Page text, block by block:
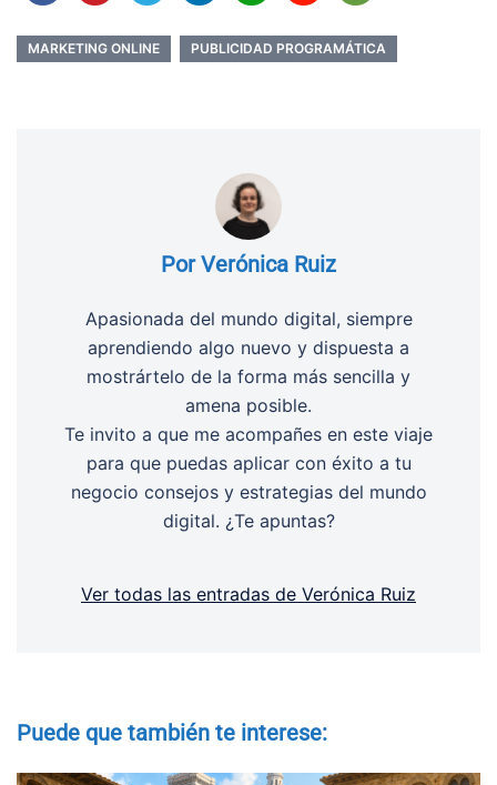
MARKETING ONLINE PUBLICIDAD PROGRAMÁTICA
Por Verónica Ruiz
Apasionada del mundo digital, siempre
aprendiendo algo nuevo y dispuesta a
mostrártelo de la forma más sencilla y
amena posible.
Te invito a que me acompañes en este viaje
para que puedas aplicar con éxito a tu
negocio consejos y estrategias del mundo
digital. ¿Te apuntas?
Ver todas las entradas de Verónica Ruiz
Puede que también te interese: